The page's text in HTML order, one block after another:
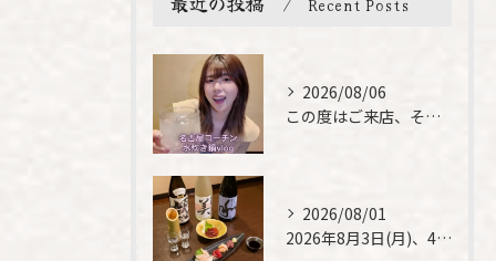
Recent Posts
2026/08/06
この度はご来店、そして素敵なご紹介誠にありがとうございます✨...
2026/08/01
2026年8月3日(月)、4日(火)は、臨時休業させて頂きま...